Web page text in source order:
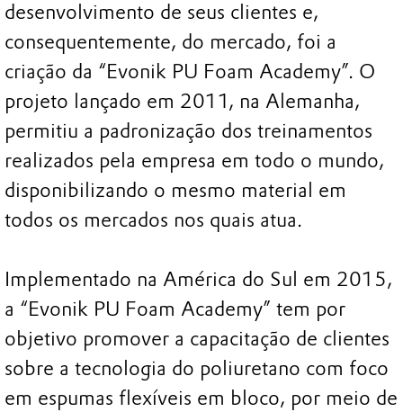
desenvolvimento de seus clientes e,
consequentemente, do mercado, foi a
criação da “Evonik PU Foam Academy”. O
projeto lançado em 2011, na Alemanha,
permitiu a padronização dos treinamentos
realizados pela empresa em todo o mundo,
disponibilizando o mesmo material em
todos os mercados nos quais atua.
Implementado na América do Sul em 2015,
a “Evonik PU Foam Academy” tem por
objetivo promover a capacitação de clientes
sobre a tecnologia do poliuretano com foco
em espumas flexíveis em bloco, por meio de